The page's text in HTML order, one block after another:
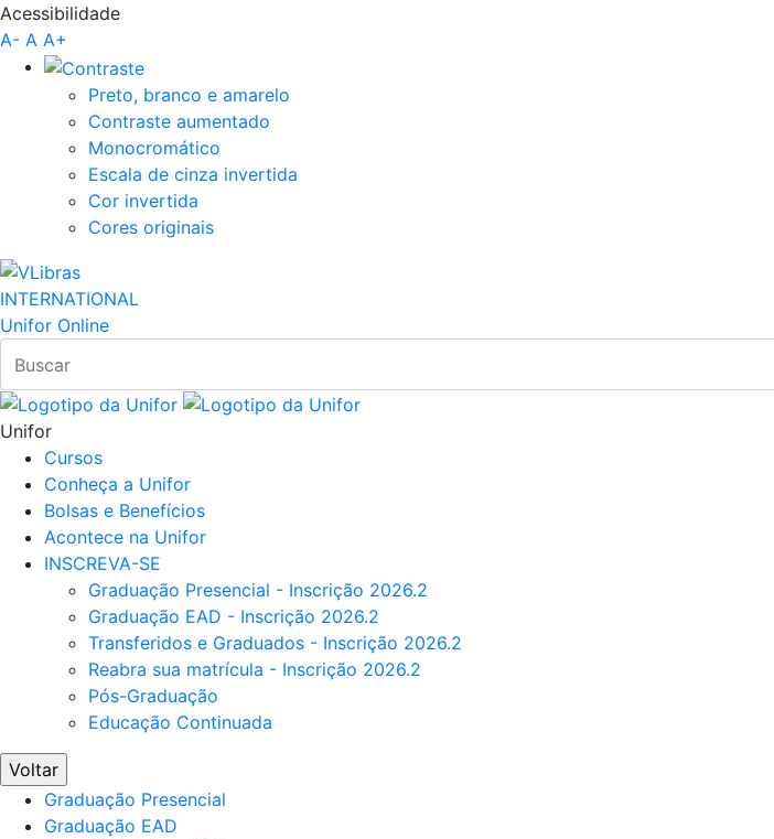
Pular para o Conteúdo principal
Acessibilidade
A- A A+
Preto, branco e amarelo
Contraste aumentado
Monocromático
Escala de cinza invertida
Cor invertida
Cores originais
INTERNATIONAL
Unifor Online
Unifor
Cursos
Conheça a Unifor
Bolsas e Benefícios
Acontece na Unifor
INSCREVA-SE
Graduação Presencial - Inscrição 2026.2
Graduação EAD - Inscrição 2026.2
Transferidos e Graduados - Inscrição 2026.2
Reabra sua matrícula - Inscrição 2026.2
Pós-Graduação
Educação Continuada
Voltar
Graduação Presencial
Graduação EAD